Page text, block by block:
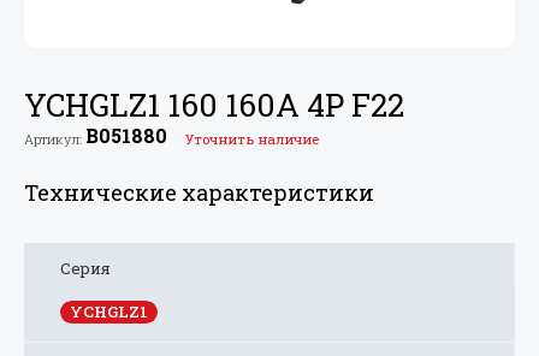
YCHGLZ1 160 160A 4P F22
Артикул: B051880 Уточнить наличие
Технические характеристики
Серия
YCHGLZ1